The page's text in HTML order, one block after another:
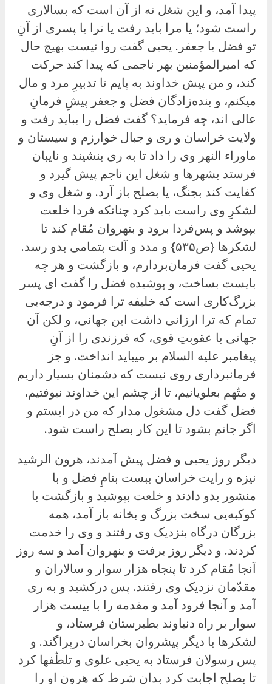
پیدا آمد، و این شغل نه از آن است که بسالاری
راست شود؛ یا مرا باید رفت یا ترا یا پسری از آنِ
تو فضل یا جعفر. یحیى گفت روا نیست بهیچ حال
که امیرالمؤمنین بهر ناجمی که پیدا کند حرکت
کند، و من پیش خداوند به پایم تا تدبیرِ مرد و مال
میکنم، و بنده‌زادگان فضل و جعفر پیشِ فرمانِ
عالی اند، چه فرماید؟ گفت فضل را بباید رفت و
ولایت خراسان و ری و جبال خوارزم و سیستان و
ماوراء النهر وی را داد تا به ری بنشیند و نایبان
فرستد بشهرها و شغل این ناجم پیش گیرد و
کفایت کند بجنگ، یا بصلح باز آرد. و شغل وی و
لشکرِ وی راست باید کرد چنانکه فردا خلعت
بپوشد و پس‌فردا برود و بنهروان مُقام کند تا
لشکرها {ص۵۳۵} و مدد و آلت بتمامی بدو رسد.
یحیی گفت فرمان‌بردارم، و بازگشت و هر چه
بایست بساخت، و پوشیده فضل را گفت ای پسر
بزرگ‌کاری است که خلیفه ترا فرمود و درجه‌یی
تمام که ترا ارزانی داشت این جهانی، و لکن آن
جهانی با عقوبتِ قوی، که فرزندی را از آنِ
پیغامبر علیه السلام بر میباید انداخت. و جز
فرمانبرداری روی نیست که دشمنان بسیار داریم
و متّهم بعلویانیم، تا از چشم این خداوند نیوفتیم،
فضل گفت دل مشغول مدار که من در ایستم و
اگر جانم بشود تا این کار بصلح راست شود.
دیگر روز یحیی و فضل پیش آمدند، هرون الرشید
نیزه و رایت خراسان ببست بنامِ فضل و با
منشور بدو دادند و خلعت بپوشید و بازگشت با
کوکبه‌یی سخت بزرگ و بخانه باز آمد، همه
بزرگان درگاه بنزدیک وی رفتند و وی را خدمت
کردند. و دیگر روز برفت و بنهروان آمد و سه روز
آنجا مُقام کرد تا پنجاه هزار سوار و سالاران و
مقدّمان نزدیک وی رفتند. پس درکشید و به ری
آمد و آنجا فرود آمد و مقدمه را با بیست هزار
سوار بر راه دنباوند بطبرستان فرستاد، و
لشکرها با دیگر پیشروان بخراسان درپراگند. و
پس رسولان فرستاد به یحیی علوی و تلطّفها کرد
تا بصلح اجابت کرد بدان شرط که هرون او را